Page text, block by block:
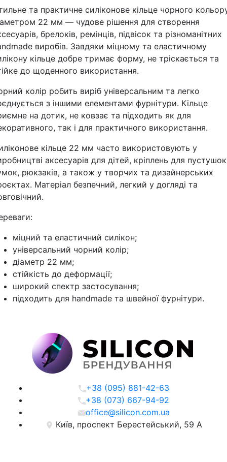
та практичне силіконове кільце чорного
22 мм — чудове рішення для створення
брелоків, ремінців, підвісок та різноманітних
виробів. Завдяки міцному та еластичному
кільце добре тримає форму, не тріскається та
до щоденного використання.
колір робить виріб універсальним та легко
з іншими елементами фурнітури. Кільце
на дотик, не ковзає та підходить як для
так і для практичного використання.
кільце 22 мм часто використовують у
аксесуарів для дітей, кріплень для
рюкзаків, а також у творчих та дизайнерських
Матеріал безпечний, легкий у догляді та
міцний та еластичний силікон;
універсальний чорний колір;
діаметр 22 мм;
стійкість до деформації;
широкий спектр застосування;
підходить для handmade та швейної фурнітури.
+38 (095) 881-42-63
+38 (073) 667-94-92
office@silicon.com.ua
Київ, проспект Берестейський, 59 А